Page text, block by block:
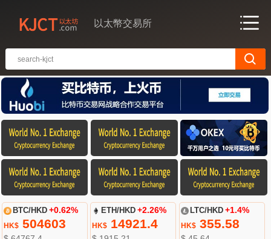
以太幣交易所
BTC/HKD +0.62%
HK$504603
ETH/HKD +2.26%
HK$ 14921.4
LTC/HKD +1.4%
HK$355.58